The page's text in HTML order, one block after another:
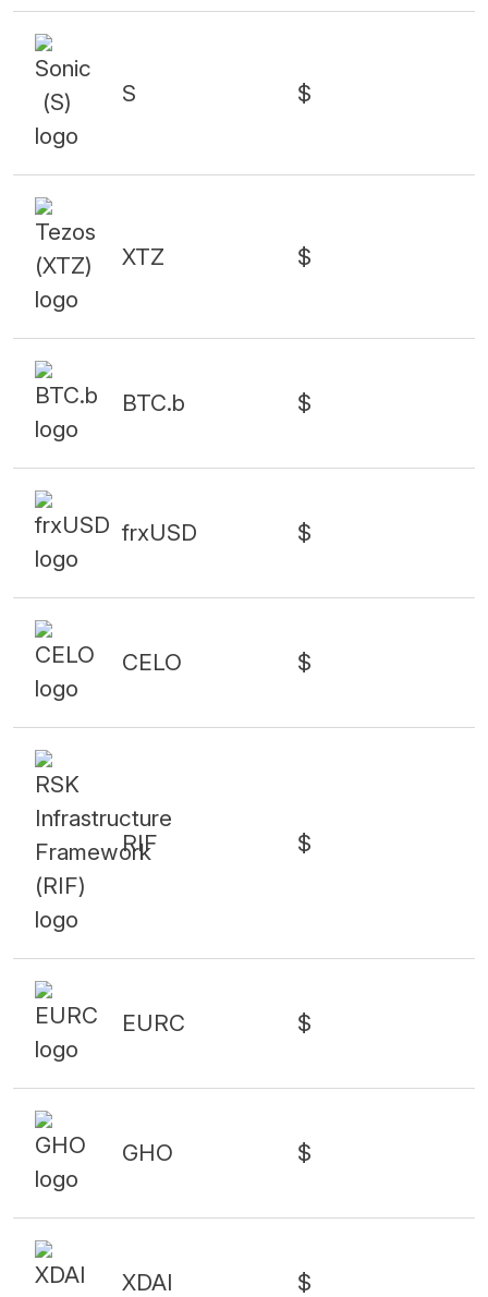
S $
XTZ $
BTC.b $
frxUSD $
CELO $
RIF $
EURC $
GHO $
XDAI $